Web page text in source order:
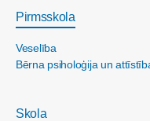
Pirmsskola
Veselība
Bērna psiholoģija un
Skola